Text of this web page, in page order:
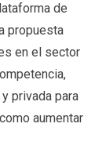
de
propuesta
en el sector
privada para
aumentar